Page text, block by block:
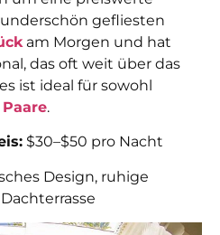
gefliesten
am Morgen und hat
das oft weit über das
ist ideal für sowohl
Paare.
$30–$50 pro Nacht
Design, ruhige